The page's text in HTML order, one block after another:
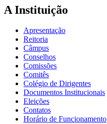
A Instituição
Apresentação
Reitoria
Câmpus
Conselhos
Comissões
Comitês
Colégio de Dirigentes
Documentos Institucionais
Eleições
Contatos
Horário de Funcionamento